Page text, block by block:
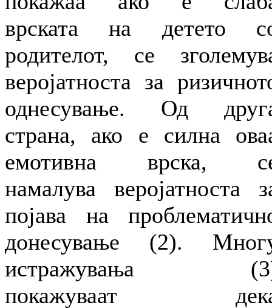
врската на детето
родителот, се
веројатноста за
однесување. Од
страна, ако е силна
емотивна врска,
намалува веројатноста
појава на
донесување (2).
истражувања
покажуваат